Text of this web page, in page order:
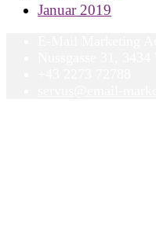
Januar 2019